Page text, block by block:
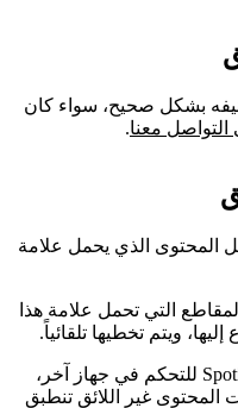
بشكل صحيح، سواء كان
معنا.
المحتوى الذي يحمل علامة
التي تحمل علامة هذا
ويتم تخطيها تلقائياً.
إذا كنت تستخدم Spotify Connect للتحكم في جهاز آخر،
المحتوى غير اللائق تنطبق